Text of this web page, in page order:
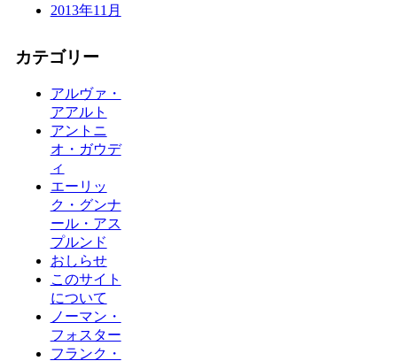
2013年11月
カテゴリー
アルヴァ・
アアルト
アントニ
オ・ガウデ
ィ
エーリッ
ク・グンナ
ール・アス
プルンド
おしらせ
このサイト
について
ノーマン・
フォスター
フランク・